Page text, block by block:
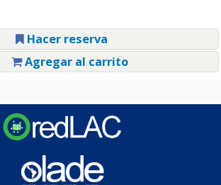
Hacer reserva
Agregar al carrito